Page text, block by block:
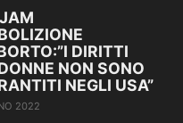
DIRITTI
NON SONO
NEGLI USA”
2022